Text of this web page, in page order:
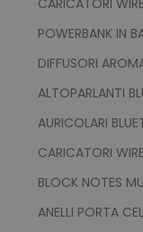
POWERBANK IN
DIFFUSORI
ALTOPARLANTI
AURICOLARI
CARICATORI
BLOCK NOTES
ANELLI PORTA